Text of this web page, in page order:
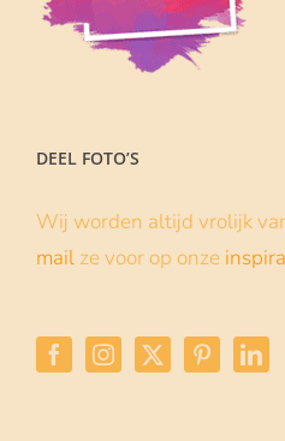
DEEL FOTO’S
Wij worden altijd vrolijk
mail ze voor op onze